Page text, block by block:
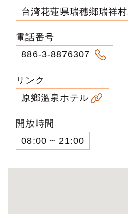
台湾花蓮県瑞穗鄉瑞祥
電話番号
886-3-8876307
リンク
原鄉溫泉ホテル
開放時間
08:00 ~ 21:00